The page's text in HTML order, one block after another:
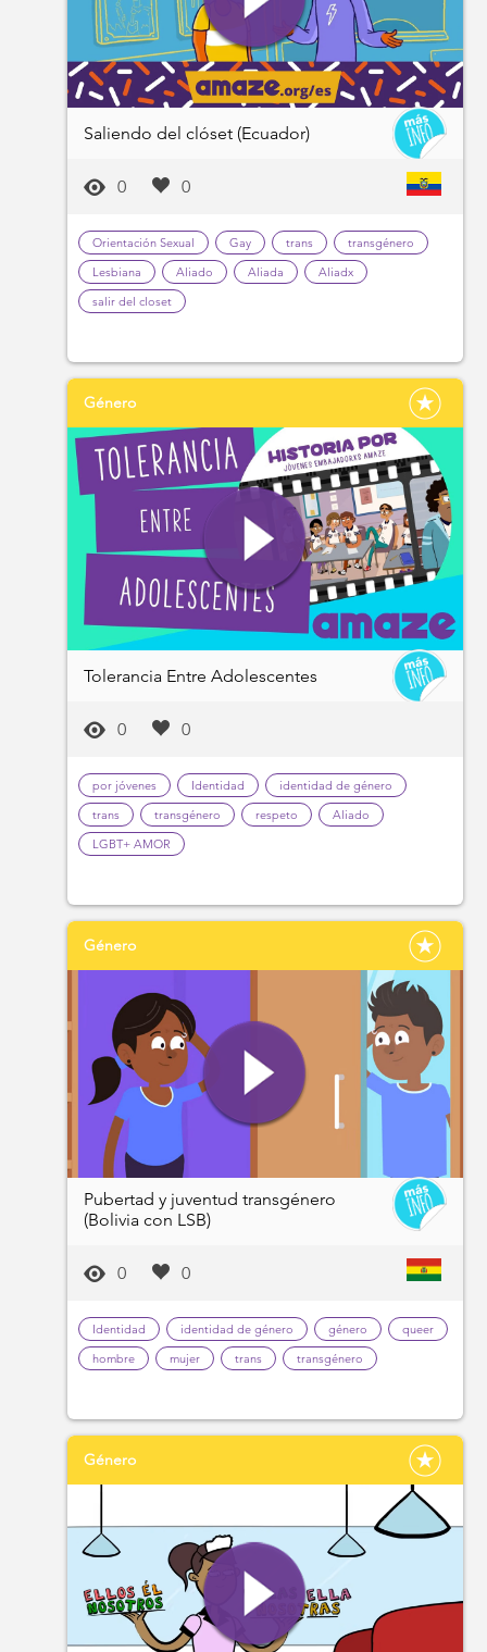
Saliendo del clóset (Ecuador)
0 0
Orientación Sexual Gay trans
transgénero
Lesbiana
Aliado Aliada
Aliadx
salir del closet
Género
Tolerancia Entre Adolescentes
0 0
por jóvenes Identidad
identidad de género
trans
transgénero respeto
Aliado
LGBT+ AMOR
Género
Pubertad y juventud transgénero
(Bolivia con LSB)
0 0
Identidad identidad de género género
queer
hombre
mujer trans transgénero
Género